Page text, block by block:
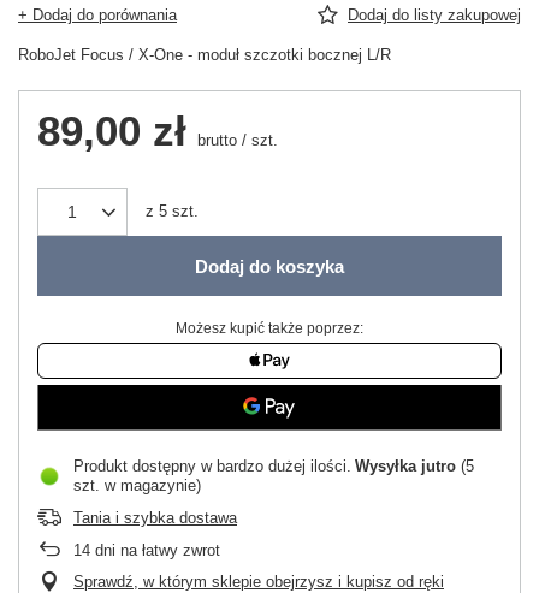
+ Dodaj do porównania Dodaj do listy zakupowej
RoboJet Focus / X-One - moduł szczotki bocznej L/R
89,00 zł brutto / szt.
z 5 szt.
Dodaj do koszyka
Możesz kupić także poprzez:
Produkt dostępny w bardzo dużej ilości Wysyłka jutro (5
szt. w magazynie)
Tania i szybka dostawa
14 dni na łatwy zwrot
Sprawdź, w którym sklepie obejrzysz i kupisz od ręki